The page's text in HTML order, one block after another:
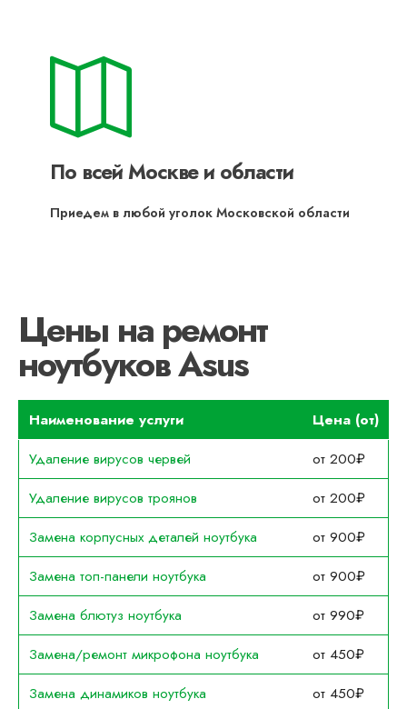
По всей Москве и области
Приедем в любой уголок Московской области
Цены на ремонт
ноутбуков Asus
Наименование услуги
Цена (от)
Удаление вирусов червей
от 200₽
Удаление вирусов троянов
от 200₽
Замена корпусных деталей ноутбука
от 900₽
Замена топ-панели ноутбука
от 900₽
Замена блютуз ноутбука
от 990₽
Замена/ремонт микрофона ноутбука
от 450₽
Замена динамиков ноутбука
от 450₽